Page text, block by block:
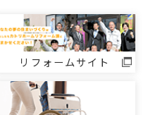
リフォームサイト